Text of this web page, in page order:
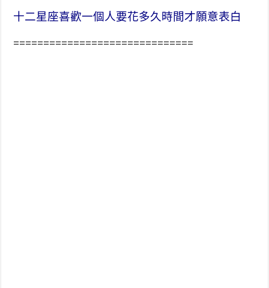
十二星座喜歡一個人要花多久時間才願意表白
==============================